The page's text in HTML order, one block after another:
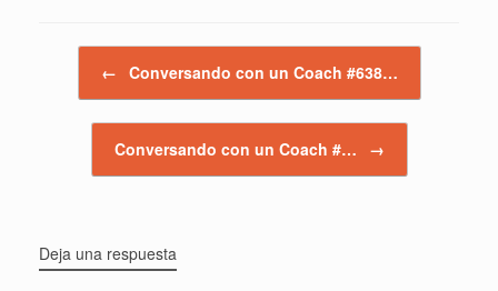
← Conversando con un Coach #638…
Conversando con un Coach #… →
Deja una respuesta